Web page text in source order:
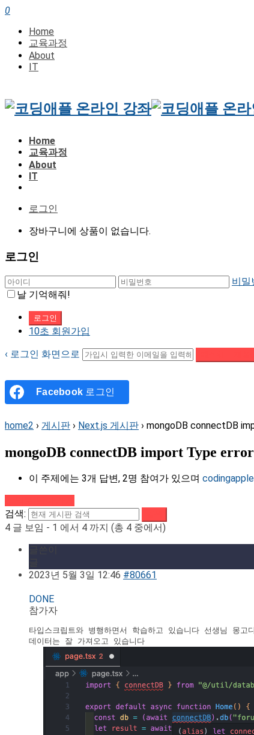
0
Home
교육과정
About
IT
Home
교육과정
About
IT
로그인
장바구니에 상품이 없습니다.
로그인
비밀
날 기억해줘!
10초 회원가입
‹ 로그인 화면으로
Facebook 로그인
home2 › 게시판 › Next.js 게시판 › mongoDB connectDB
mongoDB connectDB import Type
이 주제에는 3개 답변, 2명 참여가 있으며 codingapple
검색:
4 글 보임 - 1 에서 4 까지 (총 4 중에서)
2023년 5월 3일 12:46 #80661
DONE
참가자
타입스크립트와 병행하면서 학습하고 있습니다 선생님
데이터는 잘 가져오고 있습니다